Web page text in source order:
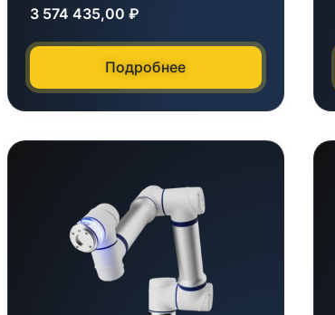
3 574 435,00₽
Подробнее